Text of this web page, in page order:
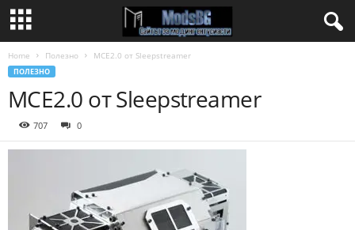
Home Полезно MCE2.0 от Sleepstreamer
ПОЛЕЗНО
MCE2.0 от Sleepstreamer
707 0